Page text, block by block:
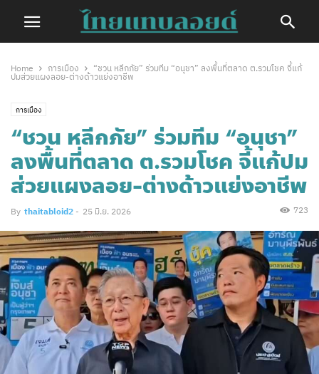
Home การเมือง
“ชวน หลีกภัย” ร่วมทีม “อนุชา” ลงพื้นที่ตลาด ต.รวมโชค จี้แก้
ปมส่วยแผงลอย-ต่างด้าวแย่งอาชีพ
การเมือง
“ชวน หลีกภัย” ร่วมทีม “อนุชา”
ลงพื้นที่ตลาด ต.รวมโชค จี้แก้ปม
ส่วยแผงลอย-ต่างด้าวแย่งอาชีพ
By thaitabloid2 - 25 มิ.ย. 2026 723